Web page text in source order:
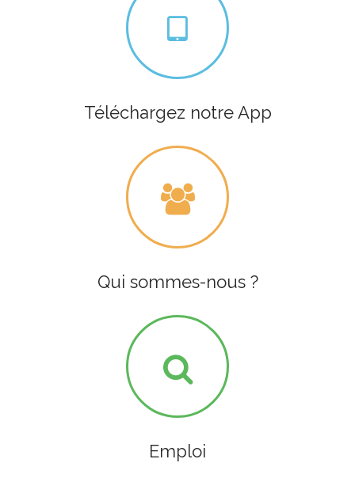
Téléchargez notre App
Qui sommes-nous ?
Emploi